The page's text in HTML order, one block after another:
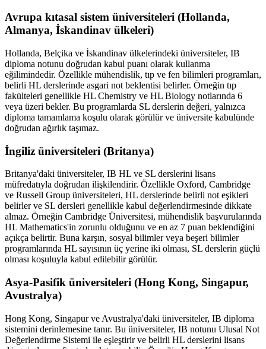
Avrupa kıtasal sistem üniversiteleri (Hollanda,
Almanya, İskandinav ülkeleri)
Hollanda, Belçika ve İskandinav ülkelerindeki üniversiteler, IB
diploma notunu doğrudan kabul puanı olarak kullanma
eğilimindedir. Özellikle mühendislik, tıp ve fen bilimleri programları,
belirli HL derslerinde asgari not beklentisi belirler. Örneğin tıp
fakülteleri genellikle HL Chemistry ve HL Biology notlarında 6
veya üzeri bekler. Bu programlarda SL derslerin değeri, yalnızca
diploma tamamlama koşulu olarak görülür ve üniversite kabulünde
doğrudan ağırlık taşımaz.
İngiliz üniversiteleri (Britanya)
Britanya'daki üniversiteler, IB HL ve SL derslerini lisans
müfredatıyla doğrudan ilişkilendirir. Özellikle Oxford, Cambridge
ve Russell Group üniversiteleri, HL derslerinde belirli not eşikleri
belirler ve SL dersleri genellikle kabul değerlendirmesinde dikkate
almaz. Örneğin Cambridge Üniversitesi, mühendislik başvurularında
HL Mathematics'in zorunlu olduğunu ve en az 7 puan beklendiğini
açıkça belirtir. Buna karşın, sosyal bilimler veya beşeri bilimler
programlarında HL sayısının üç yerine iki olması, SL derslerin güçlü
olması koşuluyla kabul edilebilir görülür.
Asya-Pasifik üniversiteleri (Hong Kong, Singapur,
Avustralya)
Hong Kong, Singapur ve Avustralya'daki üniversiteler, IB diploma
sistemini derinlemesine tanır. Bu üniversiteler, IB notunu Ulusal Not
Değerlendirme Sistemi ile eşleştirir ve belirli HL derslerini lisans